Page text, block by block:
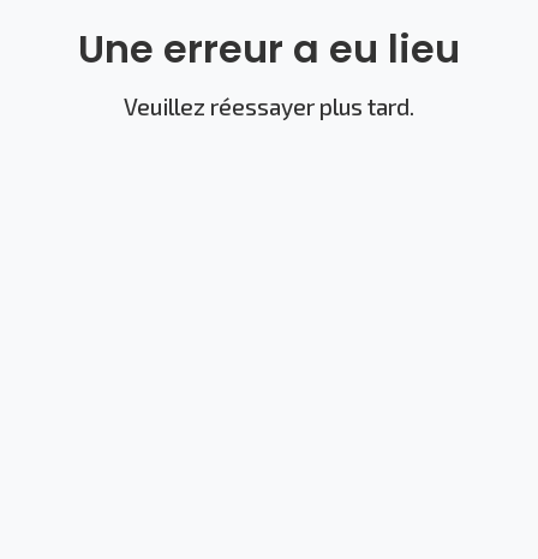
Une erreur a eu lieu
Veuillez réessayer plus tard.